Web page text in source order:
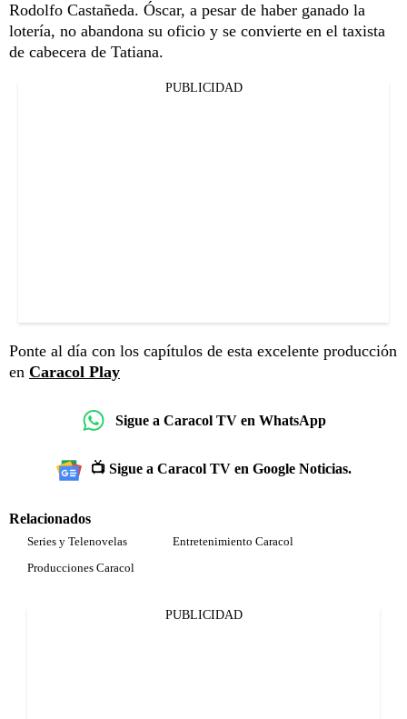
Rodolfo Castañeda. Óscar, a pesar de haber ganado la
lotería, no abandona su oficio y se convierte en el taxista
de cabecera de Tatiana.
PUBLICIDAD
Ponte al día con los capítulos de esta excelente producción
en Caracol Play
Sigue a Caracol TV en WhatsApp
📺 Sigue a Caracol TV en Google Noticias.
Relacionados
Series y Telenovelas
Entretenimiento Caracol
Producciones Caracol
PUBLICIDAD